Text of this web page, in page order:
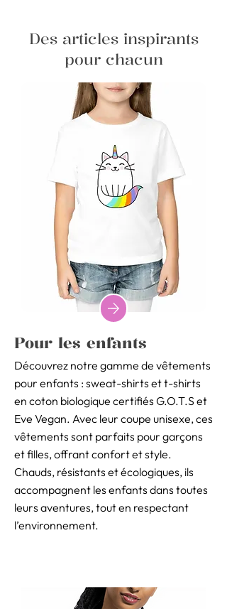
Des articles inspirants
pour chacun
Pour les enfants
Découvrez notre gamme de vêtements
pour enfants : sweat-shirts et t-shirts
en coton biologique certifiés G.O.T.S et
Eve Vegan. Avec leur coupe unisexe, ces
vêtements sont parfaits pour garçons
et filles, offrant confort et style.
Chauds, résistants et écologiques, ils
accompagnent les enfants dans toutes
leurs aventures, tout en respectant
l’environnement.